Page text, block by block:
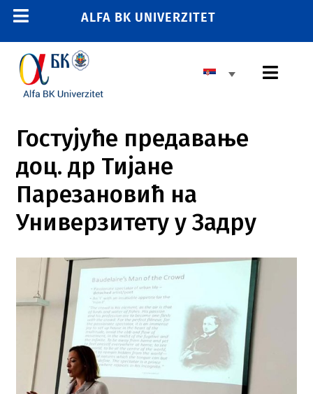
Skip
content
Toggle
Navigation
POČETNA
E-STUDENT
E-ZAPOSLENI
011 2606 380
info@alfa.edu.rs
ALFA BK UNIVERZITET
MASTER STUDIJE
DOKTORSKE STUDIJE
UNIVERZITET
Гостујуће предавање
доц. др Тијане
Парезановић на
Универзитету у Задру